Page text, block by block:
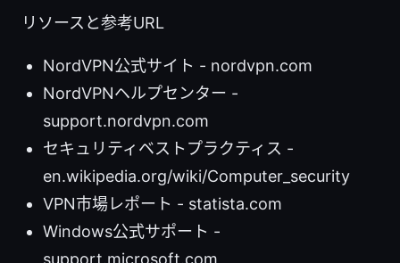
リソースと参考URL
NordVPN公式サイト - nordvpn.com
NordVPNヘルプセンター -
support.nordvpn.com
セキュリティベストプラクティス -
en.wikipedia.org/wiki/Computer_security
VPN市場レポート - statista.com
Windows公式サポート -
support.microsoft.com